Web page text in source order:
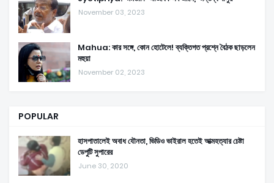
November 03, 2023
Mahua: কার সঙ্গে, কোন হোটেলে! ব্যক্তিগত প্রশ্নে বৈঠক ছাড়লেন
মহুয়া
November 02, 2023
POPULAR
হাসপাতালেই অবাধ যৌনতা, ভিডিও ভাইরাল হতেই আত্মহত্যার চেষ্টা
ডেপুটি সুপারের
June 30, 2020